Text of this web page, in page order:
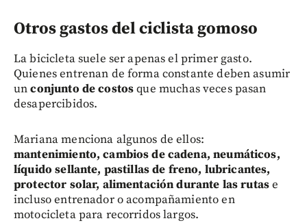
Otros gastos del ciclista gomoso
La bicicleta suele ser apenas el primer gasto.
Quienes entrenan de forma constante deben asumir
unconjunto de costosque muchas veces pasan
desapercibidos.
Mariana menciona algunos de ellos:
mantenimiento, cambios de cadena, neumáticos,
líquido sellante, pastillas de freno, lubricantes,
protector solar, alimentación durante las rutase
incluso entrenador o acompañamiento en
motocicleta para recorridos largos.